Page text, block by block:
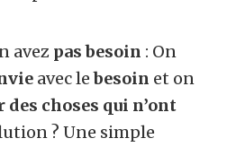
avez pas besoin : On
avec lebesoin et on
des choses qui n’ont
? Une simple